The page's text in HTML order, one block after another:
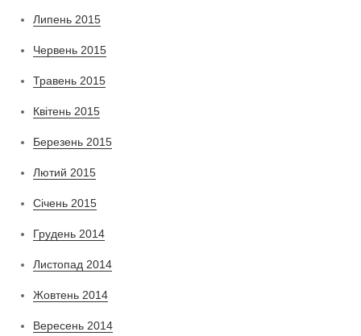
Липень 2015
Червень 2015
Травень 2015
Квітень 2015
Березень 2015
Лютий 2015
Січень 2015
Грудень 2014
Листопад 2014
Жовтень 2014
Вересень 2014